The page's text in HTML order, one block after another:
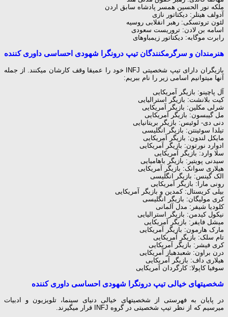
ملکه نور الحسین همسر پادشاه سابق اردن
آدولف هیتلر: دیکتاتور نازی
لئون تروتسکی: رهبر انقلابی روسیه
اسامه بن لادن: تروریست سعودی
رابرت موگابه: دیکتاتور زیمباوه‎ای
هنرمندان و سرگرم‎کنندگان تیپ درونگرا شهودی احساسی داوری کننده
بازیگران دارای تیپ شخصیتی INFJ خود را عمیقا وقف کارشان می‎کنند. از جمله
آن‎ها می‎توانیم اسامی زیر را نام ببریم:
آل پاچینو: بازیگر آمریکایی
کیت بلانشت: بازیگر استرالیایی
شرلی مک‎لین: بازیگر آمریکایی
مل گیبسون: بازیگر آمریکایی
دنی دی- لوئیس: بازیگر بریتانیایی
تیلدا سوئینتن: بازیگر انگلیسی
مایکل لندون: بازیگر آمریکایی
ادوارد نورتون: بازیگر آمریکایی
سلا وارد: بازیگر آمریکایی
سیدنی پویتیر: بازیگر باهامیایی
هیلاری سوانک: بازیگر آمریکایی
الک گینس: بازیگر انگلیسی
رونی مارا: بازیگر آمریکایی
بیلی کریستال: کمدین و بازیگر آمریکایی
کری مولیگان: بازیگر انگلیسی
کلودیا شیفر: مدل آلمانی
نیکول کیدمن: بازیگر استرالیایی
میشل فایفر: بازیگر آمریکایی
مارک هارمون: بازیگر آمریکایی
تام سلک: بازیگر آمریکایی
کری فیشر: بازیگر آمریکایی
درن براون: شعبده‎باز آمریکایی
هیلاری داف: بازیگر آمریکایی
سوفیا کاپولا: کارگردان آمریکایی
شخصیت‎های خیالی تیپ درونگرا شهودی احساسی داوری کننده
در پایان به فهرستی از شخصیت‎های خیالی دنیای سینما، تلویزیون و ادبیات
می‎رسیم که از نظر تیپ شخصیتی در گروه INFJ قرار می‎گیرند.